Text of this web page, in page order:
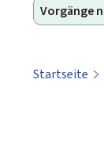
Vorgänge
Startseite